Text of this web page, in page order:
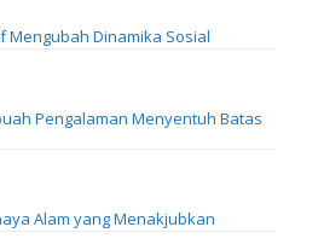
Mengubah Dinamika Sosial
Pengalaman Menyentuh Batas
Alam yang Menakjubkan